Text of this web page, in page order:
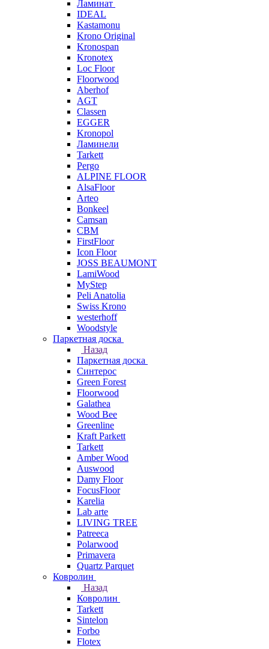
Ламинат
IDEAL
Kastamonu
Krono Original
Kronospan
Kronotex
Loc Floor
Floorwood
Aberhof
AGT
Classen
EGGER
Kronopol
Ламинели
Tarkett
Pergo
ALPINE FLOOR
AlsaFloor
Arteo
Bonkeel
Camsan
CBM
FirstFloor
Icon Floor
JOSS BEAUMONT
LamiWood
MyStep
Peli Anatolia
Swiss Krono
westerhoff
Woodstyle
Паркетная доска
Назад
Паркетная доска
Синтерос
Green Forest
Floorwood
Galathea
Wood Bee
Greenline
Kraft Parkett
Tarkett
Amber Wood
Auswood
Damy Floor
FocusFloor
Karelia
Lab arte
LIVING TREE
Patreeca
Polarwood
Primavera
Quartz Parquet
Ковролин
Назад
Ковролин
Tarkett
Sintelon
Forbo
Flotex